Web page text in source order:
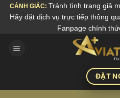
SkipCẢNH GIÁC: Tránh tình trạng giả
Hãy đặt dịch vụ trực tiếp thông
Fanpage chính
ĐẶT